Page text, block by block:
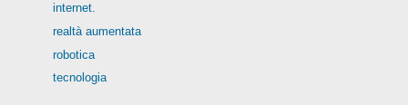
internet.
realtà aumentata
robotica
tecnologia